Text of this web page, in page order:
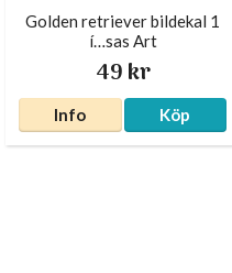
Golden retriever bildekal 1
í…sas Art
49 kr
Info Köp